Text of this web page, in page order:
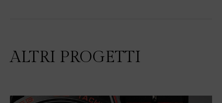
ALTRI PROGETTI